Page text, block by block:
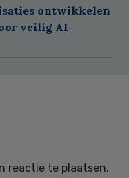
ontwikkelen
veilig AI-
reactie te plaatsen.